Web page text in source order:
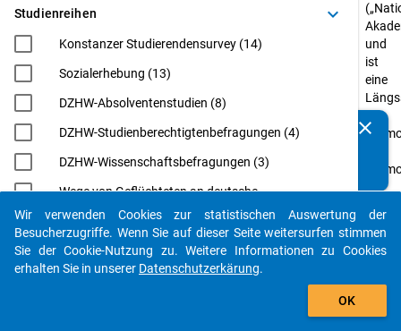
Studienreihen keyboard_arrow_down
Konstanzer Studierendensurvey (14)
Sozialerhebung (13)
DZHW-Absolventenstudien (8)
DZHW-Studienberechtigtenbefragungen (4)
DZHW-Wissenschaftsbefragungen (3)
Wege von Geflüchteten an deutsche
Hochschulen (WeGe) (3)
EUROGRADUATE (2)
Eurostudent (2)
und
ist
eine
die
bis
clear
Kennen Sie Publikationen, die auf Basis unserer
Datenpakete entstanden sind? Dann teilen Sie uns diese
bitte mit...
auto_stories
filter_alt
Wir verwenden Cookies zur statistischen Auswertung der
Besucherzugriffe. Wenn Sie auf dieser Seite weitersurfen stimmen
Sie der Cookie-Nutzung zu. Weitere Informationen zu Cookies
erhalten Sie in unserer Datenschutzerkärung.
OK